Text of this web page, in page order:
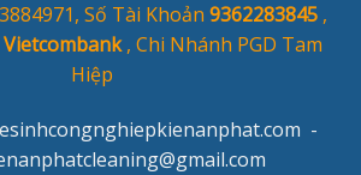
Số Tài Khoản 9362283845 ,
Vietcombank, Chi Nhánh PGD Tam
Hiệp
-